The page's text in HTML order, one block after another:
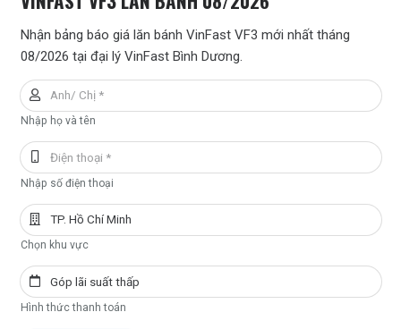
Nhận bảng báo giá lăn bánh VinFast VF3 mới nhất tháng
08/2026 tại đại lý VinFast Bình Dương.
Nhập họ và tên
Nhập số điện thoại
Chọn khu vực
Hình thức thanh toán